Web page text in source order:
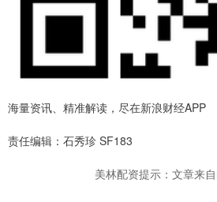
海量资讯、精准解读，尽在新浪财经APP
责任编辑：石秀珍 SF183
美林配资提示：文章来